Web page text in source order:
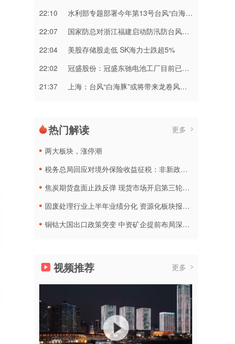
22:10
水利部专题部署今年第13号台风“白海豚” 暴雨洪水防御工作
22:07
国家防总对浙江福建启动防汛防台风三级应急响应
22:04
美股存储股走低 SK海力士跌超5%
22:02
冠盛股份：冠盛东驰电池工厂目前已进入全面联机调试工作
21:37
上海：台风“白海豚”或将带来龙卷风等极端影响
热门解读 更多
两大板块，涨停潮
税务总局回应对境外保险收益征税：非新政策，无需过度解读
焦炭期货盘面止跌反弹 现货市场开启第三轮降价
固废处理行业上半年业绩分化 资源化板块报喜传统企业承压
铜钴大国出口政策突变 中资矿企提前布局深加工产线
视频推荐 更多